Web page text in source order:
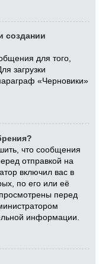
создании
для того,
загрузки
«Черновики»
что сообщения
отправкой на
включил вас в
по его или её
перед
информации.